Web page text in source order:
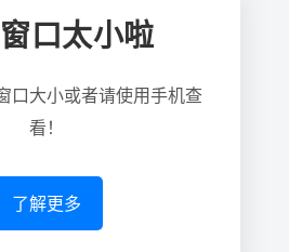
口太小啦
口大小或者请使用手机查
看！
了解更多